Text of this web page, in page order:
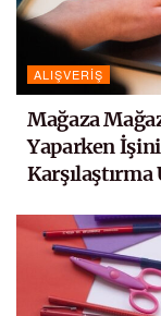
ALIŞVERIŞ
Mağaza
Yaparken
Karşılaştırma